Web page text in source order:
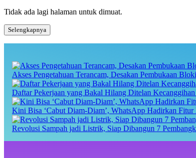
Tidak ada lagi halaman untuk dimuat.
Selengkapnya
Akses Pengetahuan Terancam, Desakan Pembukaan
Daftar Pekerjaan yang Bakal Hilang Ditelan
Kini Bisa ‘Cabut Diam-Diam’, WhatsApp Hadirkan Fitur
Revolusi Sampah jadi Listrik, Siap Dibangun 7